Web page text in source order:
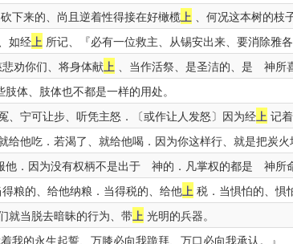
砍下来的、尚且逆着性得接在好橄榄上 、何况这本树的枝
如经上 所记、『必有一位救主、从锡安出来、要消除雅
劝你们、将身体献上 、当作活祭、是圣洁的、是 神所
肢体、肢体也不都是一样的用处。
、宁可让步、听凭主怒．〔或作让人发怒〕因为经上 记
给他吃．若渴了、就给他喝．因为你这样行、就是把炭
他．因为没有权柄不是出于 神的．凡掌权的都是 神所
粮的、给他纳粮．当得税的、给他上 税．当惧怕的、惧
就当脱去暗昧的行为、带上 光明的兵器。
我的永生起誓、万膝必向我跪拜、万口必向我承认。』